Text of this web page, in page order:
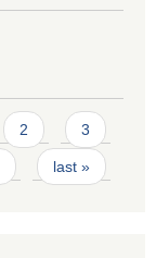
2 3
last »